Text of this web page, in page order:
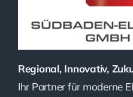
Regional, Innovativ,
Ihr Partner für moderne